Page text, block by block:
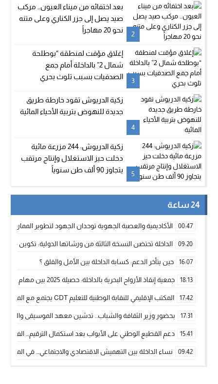
2
بعد اختفائه من ميناء العيون.. مركب
صيد يصل إلى جزر الكناري وعلى متنه
نحو 20 مهاجراً
3
إغلاق مؤقت لمنطقة “بوطلحة
شمال 2” بالداخلة أمام جمع
الصدفيات بسبب تلوث بحري
4
زكية الدريوش تقود خارطة طريق
جديدة للنهوض بتربية الأحياء المائية
5
زكية الدريوش: 244 مزرعة مائية
دخلت حيز الاستغلال وإنتاج مرتقب
يتجاوز 90 ألف طن سنوياً
24 ساعة
00:47 الأكاديمية والعصبة الجهوية توحدان الجهود لتطوير الممارسة
09:20 الداخلة تحتضن النسخة الثالثة من ورشاتها الدولية: تكوين
16:07 حين يتأخر الدعم: كسابة الداخلة بين الأمل والقلق ؟
18:13 جمعية إنقاذ الأرواح البحرية بالداخلة: حصيلة 2025 بين مهام الإنقاذ ومشروع “دار البحار”
17:42 المكتب الإقليمي للنقابة الوطنية للتعليم CDT يجتمع مع المدير الإقليمي لمناقشة ملفات جوهرية لنساء ورجال التعليم
17:31 بحضور وزير الثقافة والشباب.. تدشين معهد الموسيقى والفنون
15:41 دعم القطيع الوطني على الأبواب بعد استكمال الترقيم…
09:42 نساء الداخلة بين التهميش الاقتصادي والاجتماعي… في المؤسسات